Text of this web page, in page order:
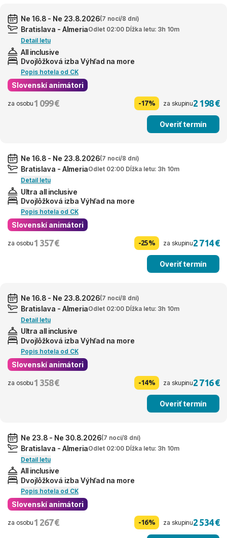
Ne 16.8 - Ne 23.8.2026(7 nocí/8 dní)
Bratislava - AlmeriaOdlet 02:00 Dĺžka letu: 3h 10m
Detail letu
All inclusive
Dvojlôžková izba Výhľad na more
Popis hotela od CK
Slovenskí animátori
za osobu 1 099 € -17% za skupinu2 198 €
Overiť termín
Ne 16.8 - Ne 23.8.2026(7 nocí/8 dní)
Bratislava - AlmeriaOdlet 02:00 Dĺžka letu: 3h 10m
Detail letu
Ultra all inclusive
Dvojlôžková izba Výhľad na more
Popis hotela od CK
Slovenskí animátori
za osobu 1 357 € -25% za skupinu2 714 €
Overiť termín
Ne 16.8 - Ne 23.8.2026(7 nocí/8 dní)
Bratislava - AlmeriaOdlet 02:00 Dĺžka letu: 3h 10m
Detail letu
Ultra all inclusive
Dvojlôžková izba Výhľad na more
Popis hotela od CK
Slovenskí animátori
za osobu 1 358 € -14% za skupinu2 716 €
Overiť termín
Ne 23.8 - Ne 30.8.2026(7 nocí/8 dní)
Bratislava - AlmeriaOdlet 02:00 Dĺžka letu: 3h 10m
Detail letu
All inclusive
Dvojlôžková izba Výhľad na more
Popis hotela od CK
Slovenskí animátori
za osobu 1 267 € -16% za skupinu2 534 €